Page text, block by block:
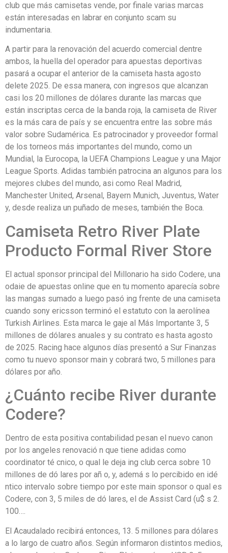
club que más camisetas vende, por finale varias marcas
están interesadas en labrar en conjunto scam su
indumentaria.
A partir para la renovación del acuerdo comercial dentre
ambos, la huella del operador para apuestas deportivas
pasará a ocupar el anterior de la camiseta hasta agosto
delete 2025. De essa manera, con ingresos que alcanzan
casi los 20 millones de dólares durante las marcas que
están inscriptas cerca de la banda roja, la camiseta de River
es la más cara de país y se encuentra entre las sobre más
valor sobre Sudamérica. Es patrocinador y proveedor formal
de los torneos más importantes del mundo, como un
Mundial, la Eurocopa, la UEFA Champions League y una Major
League Sports. Adidas también patrocina an algunos para los
mejores clubes del mundo, asi como Real Madrid,
Manchester United, Arsenal, Bayern Munich, Juventus, Water
y, desde realiza un puñado de meses, también the Boca.
Camiseta Retro River Plate
Producto Formal River Store
El actual sponsor principal del Millonario ha sido Codere, una
odaie de apuestas online que en tu momento aparecía sobre
las mangas sumado a luego pasó ing frente de una camiseta
cuando sony ericsson terminó el estatuto con la aerolínea
Turkish Airlines. Esta marca le gaje al Más Importante 3, 5
millones de dólares anuales y su contrato es hasta agosto
de 2025. Racing hace algunos días presentó a Sur Finanzas
como tu nuevo sponsor main y cobrará two, 5 millones para
dólares por año.
¿Cuánto recibe River durante
Codere?
Dentro de esta positiva contabilidad pesan el nuevo canon
por los angeles renovació n que tiene adidas como
coordinator té cnico, o qual le deja ing club cerca sobre 10
millones de dó lares por añ o, y, ademá s lo percibido en idé
ntico intervalo sobre tiempo por este main sponsor o qual es
Codere, con 3, 5 miles de dó lares, el de Assist Card (u$ s 2.
100….
El Acaudalado recibirá entonces, 13. 5 millones para dólares
a lo largo de cuatro años. Según informaron distintos medios,